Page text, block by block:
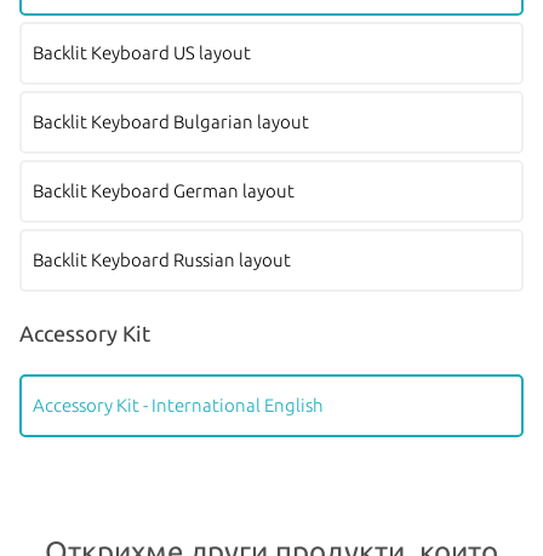
Backlit Keyboard US layout
Backlit Keyboard Bulgarian layout
Backlit Keyboard German layout
Backlit Keyboard Russian layout
Accessory Kit
Accessory Kit - International English